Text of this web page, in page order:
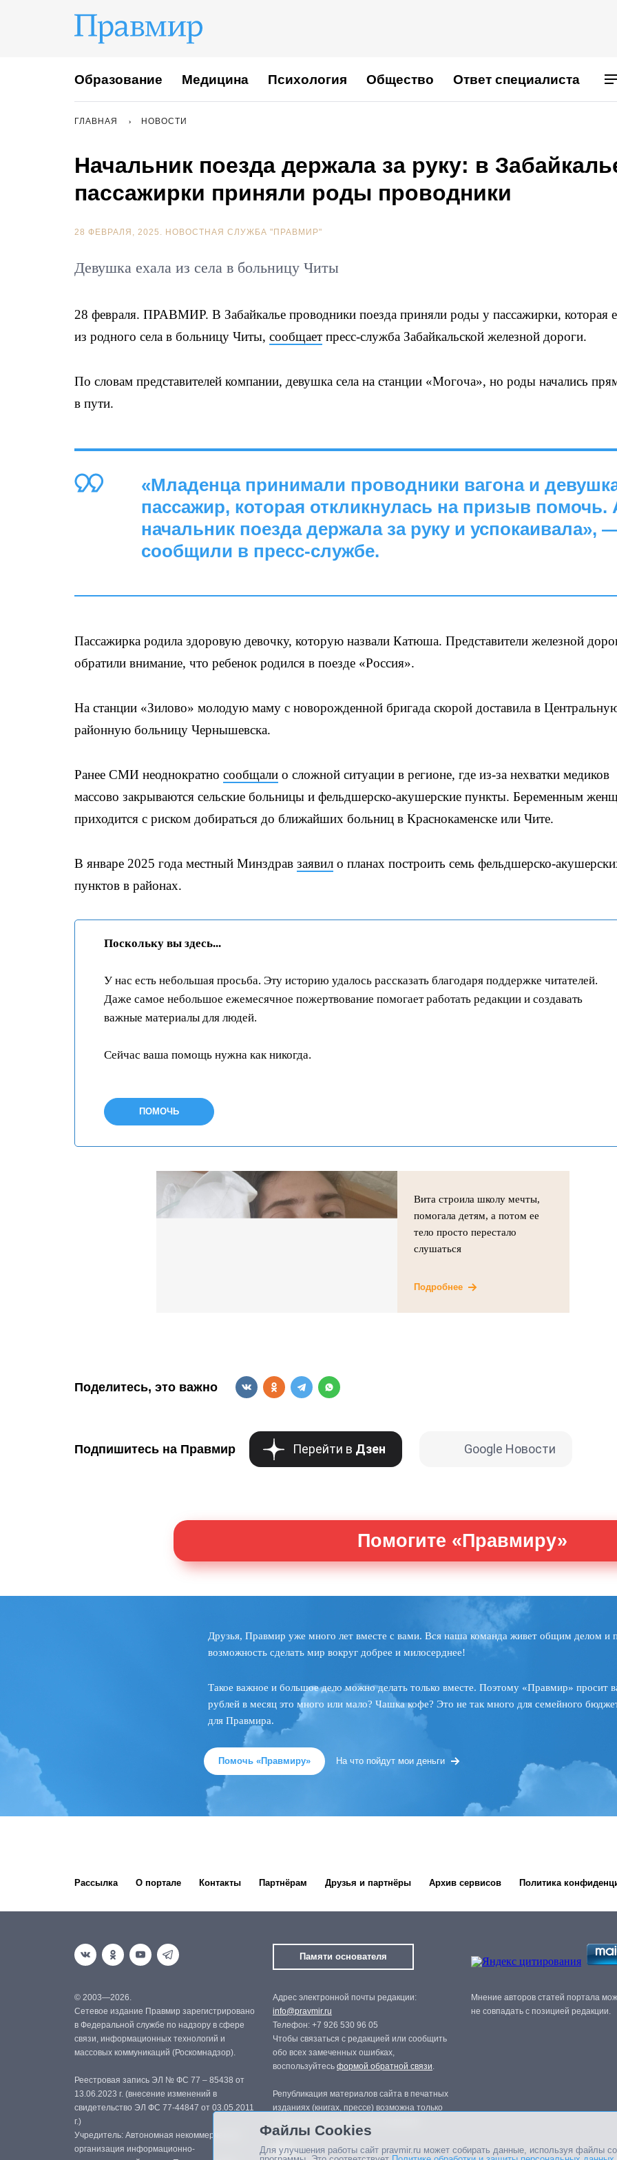
Образование Медицина Психология Общество Ответ специалиста
ГЛАВНАЯ НОВОСТИ
Начальник поезда держала за руку: в
пассажирки приняли роды проводники
28 ФЕВРАЛЯ, 2025. НОВОСТНАЯ СЛУЖБА "ПРАВМИР"
Девушка ехала из села в больницу Читы
28 февраля. ПРАВМИР. В Забайкалье проводники поезда приняли роды у пассажирки, которая
из родного села в больницу Читы, сообщает пресс-служба Забайкальской железной дороги.
По словам представителей компании, девушка села на станции «Могоча», но роды начались
в пути.
«Младенца принимали проводники вагона и
пассажир, которая откликнулась на призыв помочь.
начальник поезда держала за руку и успокаивала»,
сообщили в пресс-службе.
Пассажирка родила здоровую девочку, которую назвали Катюша. Представители железной
обратили внимание, что ребенок родился в поезде «Россия».
На станции «Зилово» молодую маму с новорожденной бригада скорой доставила в
районную больницу Чернышевска.
Ранее СМИ неоднократно сообщали о сложной ситуации в регионе, где из-за нехватки медиков
массово закрываются сельские больницы и фельдшерско-акушерские пункты. Беременным
приходится с риском добираться до ближайших больниц в Краснокаменске или Чите.
В январе 2025 года местный Минздрав заявил о планах построить семь фельдшерско-
пунктов в районах.
Поскольку вы здесь...
У нас есть небольшая просьба. Эту историю удалось рассказать благодаря поддержке читателей.
Даже самое небольшое ежемесячное пожертвование помогает работать редакции и создавать
важные материалы для людей.
Сейчас ваша помощь нужна как никогда.
ПОМОЧЬ
Вита строила школу мечты,
помогала детям, а потом ее
тело просто перестало
слушаться
Подробнее
Поделитесь, это важно
Подпишитесь на Правмир Перейти в Дзен Google Новости
Помогите «Правмиру»
Друзья, Правмир уже много лет вместе с вами. Вся наша команда живет общим делом и
возможность сделать мир вокруг добрее и милосерднее!
Такое важное и большое дело можно делать только вместе. Поэтому «Правмир» просит
рублей в месяц это много или мало? Чашка кофе? Это не так много для семейного
для Правмира.
Помочь «Правмиру» На что пойдут мои деньги
Рассылка О портале Контакты Партнёрам Друзья и партнёры Архив сервисов Политика
Памяти основателя
© 2003—2026.
Сетевое издание Правмир зарегистрировано
в Федеральной службе по надзору в сфере
связи, информационных технологий и
массовых коммуникаций (Роскомнадзор).
Реестровая запись ЭЛ № ФС 77 – 85438 от
13.06.2023 г. (внесение изменений в
свидетельство ЭЛ ФС 77-44847 от 03.05.2011
г.)
Учредитель: Автономная некоммерческая
организация информационно-
Адрес электронной почты редакции:
info@pravmir.ru
Телефон: +7 926 530 96 05
Чтобы связаться с редакцией или сообщить
обо всех замеченных ошибках,
воспользуйтесь формой обратной связи.
Републикация материалов сайта в печатных
изданиях (книгах, прессе) возможна только
Мнение авторов статей портала
не совпадать с позицией редакции.
Файлы Cookies
Для улучшения работы сайт pravmir.ru может собирать данные, используя файлы